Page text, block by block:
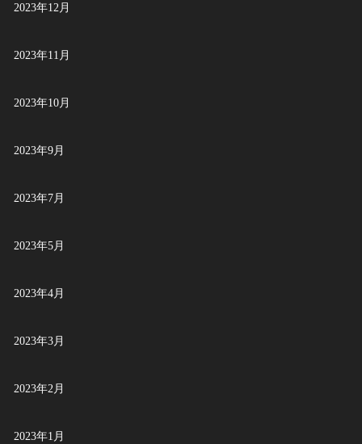
2023年12月
2023年11月
2023年10月
2023年9月
2023年7月
2023年5月
2023年4月
2023年3月
2023年2月
2023年1月